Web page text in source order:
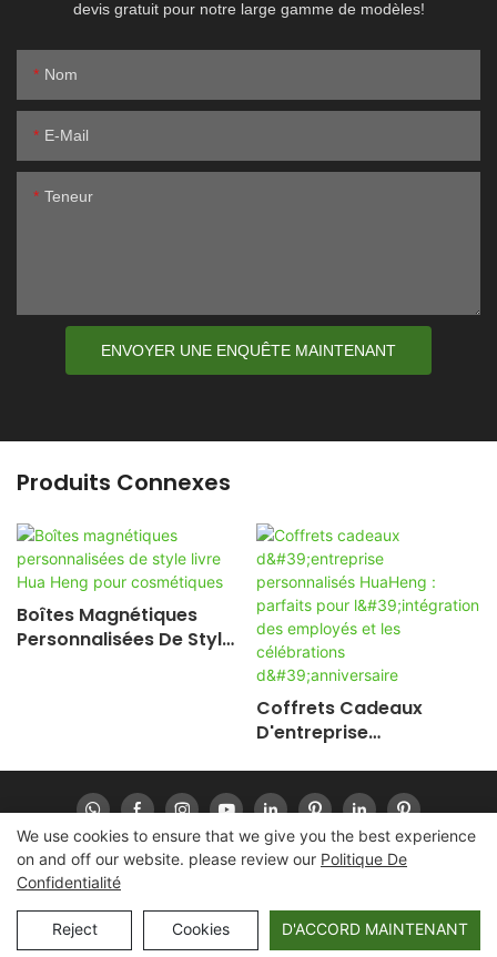
devis gratuit pour notre large gamme de modèles!
Nom
E-Mail
Teneur
ENVOYER UNE ENQUÊTE MAINTENANT
Produits Connexes
Boîtes Magnétiques
Personnalisées De Style
Coffrets Cadeaux
D'entreprise
L'intégration Des
Employés Et Les
Célébrations
Copyright © 2026 Huaheng-
Politique de confidentialité
We use cookies to ensure that we give you the best experience
on and off our website. please review our Politique De
Confidentialité
Reject Cookies D'ACCORD MAINTENANT